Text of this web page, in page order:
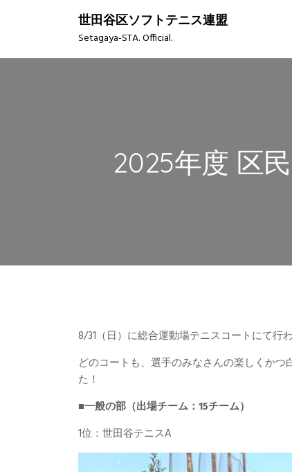
p
世田谷区ソフトテニス連盟
Setagaya-STA. Official.
2025年度 区
8/31（日）に総合運動場テニスコートにて行
どのコートも、選手のみなさんの楽しくか
た！
■一般の部（出場チーム：15チーム）
1位：世田谷テニスA